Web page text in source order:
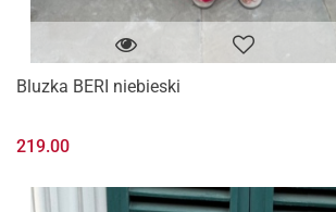
Bluzka BERI niebieski
219.00